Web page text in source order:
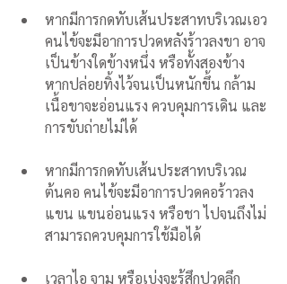
หากมีการกดทับเส้นประสาทบริเวณเอว
คนไข้จะมีอาการปวดหลังร้าวลงขา อาจ
เป็นข้างใดข้างหนึ่ง หรือทั้งสองข้าง
หากปล่อยทิ้งไว้จนเป็นหนักขึ้น กล้าม
เนื้อขาจะอ่อนแรง ควบคุมการเดิน และ
การขับถ่ายไม่ได้
หากมีการกดทับเส้นประสาทบริเวณ
ต้นคอ คนไข้จะมีอาการปวดคอร้าวลง
แขน แขนอ่อนแรง หรือชา ไปจนถึงไม่
สามารถควบคุมการใช้มือได้
เวลาไอ จาม หรือเบ่งจะรู้สึกปวดลึก